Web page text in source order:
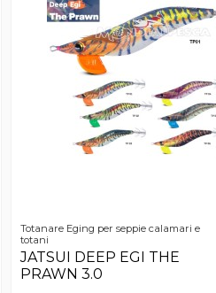
Totanare Eging per seppie calamari e
totani
JATSUI DEEP EGI THE
PRAWN 3.0